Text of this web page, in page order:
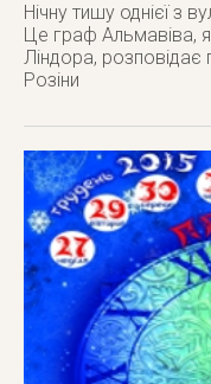
Нічну тишу однієї з
Це граф Альмавіва,
Ліндора,
Розіни